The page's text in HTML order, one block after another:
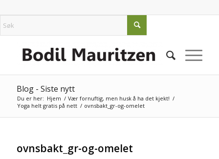
Blog - Siste nytt
Du er her: Hjem / Vær fornuftig, men husk å ha det kjekt! /
Yoga helt gratis på nett / ovnsbakt_gr-og-omelet
ovnsbakt_gr-og-omelet